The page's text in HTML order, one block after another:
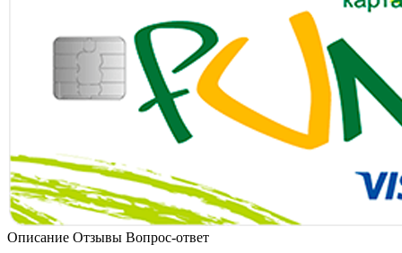
Описание Отзывы Вопрос-ответ